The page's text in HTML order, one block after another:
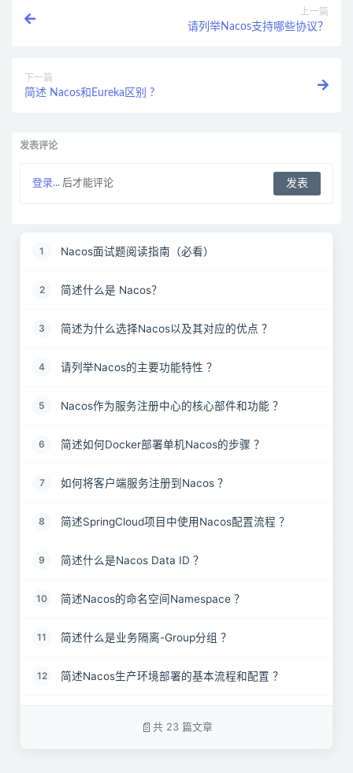
上一篇
请列举Nacos支持哪些协议？
下一篇
简述 Nacos和Eureka区别 ?
发表评论
登录... 后才能评论
1 Nacos面试题阅读指南（必看）
2 简述什么是 Nacos？
3 简述为什么选择Nacos以及其对应的优点 ？
4 请列举Nacos的主要功能特性 ？
5 Nacos作为服务注册中心的核心部件和功能 ？
6 简述如何Docker部署单机Nacos的步骤 ？
7 如何将客户端服务注册到Nacos ？
8 简述SpringCloud项目中使用Nacos配置流程 ？
9 简述什么是Nacos Data ID ？
10 简述Nacos的命名空间Namespace ？
11 简述什么是业务隔离-Group分组 ？
12 简述Nacos生产环境部署的基本流程和配置 ？
共 23 篇文章